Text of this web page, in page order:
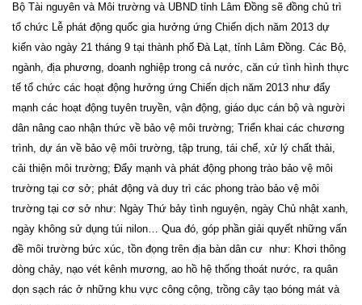
Bộ Tài nguyên và Môi trường và UBND tỉnh Lâm Đồng sẽ đồng chủ trì
tổ chức Lễ phát động quốc gia hưởng ứng Chiến dịch năm 2013 dự
kiến vào ngày 21 tháng 9 tại thành phố Đà Lạt, tỉnh Lâm Đồng. Các Bộ,
ngành, địa phương, doanh nghiệp trong cả nước, căn cứ tình hình thực
tế tổ chức các hoạt động hưởng ứng Chiến dịch năm 2013 như đẩy
mạnh các hoạt động tuyên truyền, vận động, giáo dục cán bộ và người
dân nâng cao nhận thức về bảo vệ môi trường; Triển khai các chương
trình, dự án về bảo vệ môi trường, tập trung, tái chế, xử lý chất thải,
cải thiện môi trường; Đẩy mạnh và phát động phong trào bảo vệ môi
trường tại cơ sở; phát động và duy trì các phong trào bảo vệ môi
trường tại cơ sở như: Ngày Thứ bảy tình nguyện, ngày Chủ nhật xanh,
ngày không sử dụng túi nilon… Qua đó, góp phần giải quyết những vấn
đề môi trường bức xúc, tồn đọng trên địa bàn dân cư như: Khơi thông
dòng chảy, nạo vét kênh mương, ao hồ hệ thống thoát nước, ra quân
dọn sạch rác ở những khu vực công cộng, trồng cây tạo bóng mát và